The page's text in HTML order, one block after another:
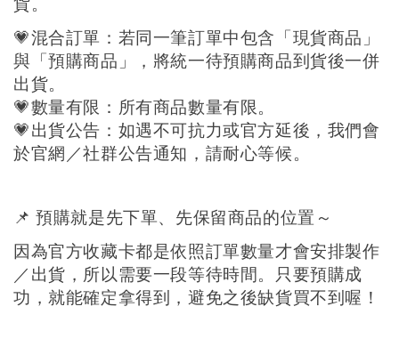
貨。
💗混合訂單：若同一筆訂單中包含「現貨商品」
與「預購商品」，將統一待預購商品到貨後一併
出貨。
💗數量有限：所有商品數量有限。
💗出貨公告：如遇不可抗力或官方延後，我們會
於官網／社群公告通知，請耐心等候。
📌 預購就是先下單、先保留商品的位置～
因為官方收藏卡都是依照訂單數量才會安排製作
／出貨，所以需要一段等待時間。只要預購成
功，就能確定拿得到，避免之後缺貨買不到喔！